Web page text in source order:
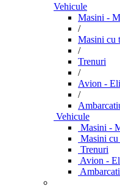
Vehicule
Masini -
/
Masini cu
/
Trenuri
/
Avion -
/
Vehicule
Masini -
Masini cu
Trenuri
Avion -